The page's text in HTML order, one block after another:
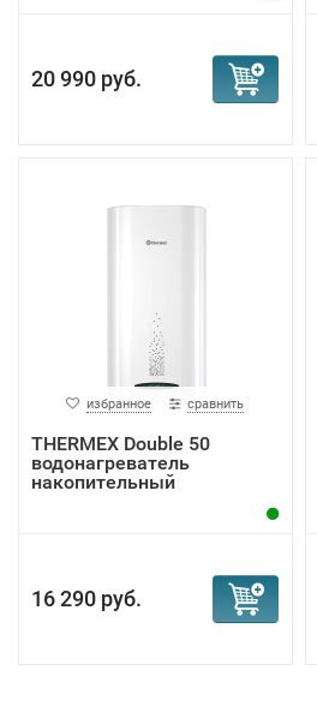
20 990 руб.
избранное сравнить
THERMEX Double 50
водонагреватель
накопительный
16 290 руб.